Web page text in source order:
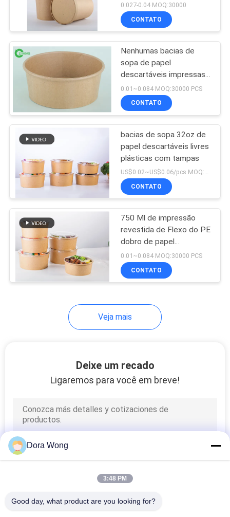
0.027-0.04 MOQ:30000
CONTATO
Nenhumas bacias de
sopa de papel
descartáveis impressas
costume do cheiro com
tampa da tampa 1100
ML
0.01~0.084 MOQ:30000 PCS
CONTATO
bacias de sopa 32oz de
papel descartáveis livres
plásticas com tampas
US$0.02~US$0.06/pcs MOQ:10000 PCes
CONTATO
750 Ml de impressão
revestida de Flexo do PE
dobro de papel
descartável afastado
das bacias de sopa
0.01~0.084 MOQ:30000 PCS
CONTATO
Veja mais
Deixe um recado
Ligaremos para você em breve!
Dora Wong
3:48 PM
Good day, what product are you looking for?